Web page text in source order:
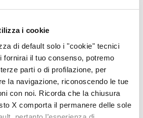
i cookie
di default solo i "cookie" tecnici
fornirai il tuo consenso, potremo
parti o di profilazione, per
la navigazione, riconoscendo le tue
con noi. Ricorda che la chiusura
X comporta il permanere delle sole
degli ingranaggi contro l'usura e i
della trasmissione